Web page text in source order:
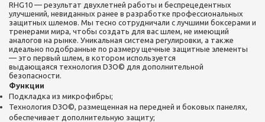
RHG10 — результат двухлетней работы и беспрецедентных
улучшений, невиданных ранее в разработке профессиональных
защитных шлемов. Мы тесно сотрудничали с лучшими боксерами и
тренерами мира, чтобы создать для вас шлем, не имеющий
аналогов на рынке. Уникальная система регулировки, а также
идеально подобранные по размеру щечные защитные элементы
— это первый шлем, в котором используется
выдающаяся технология D3O© для дополнительной
безопасности.
Функции
Подкладка из микрофибры;
Технология D3O©, размещенная на передней и боковых панелях,
обеспечивает дополнительную защиту;